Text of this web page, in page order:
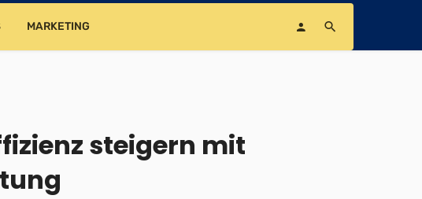
MARKETING
steigern mit